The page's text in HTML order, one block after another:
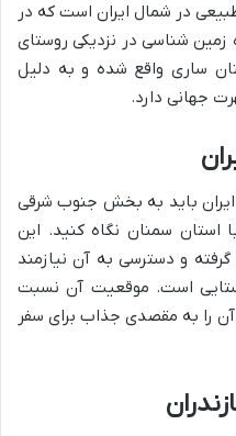
در شمال ایران است که در
زمین شناسی در نزدیکی روستای
ساری واقع شده و به دلیل
جهانی دارد.
باید به بخش جنوب شرقی
استان سمنان نگاه کنید. این
گرفته و دسترسی به آن نیازمند
است. موقعیت آن نسبت
را به مقصدی جذاب برای سفر